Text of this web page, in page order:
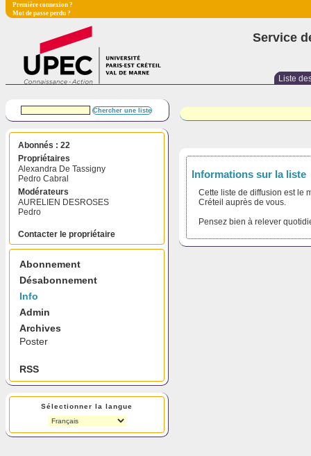
Première connexion ?
Mot de passe perdu ?
Service
Liste
Abonnés : 22
Propriétaires
Alexandra De Tassigny
Pedro Cabral
Modérateurs
AURELIEN DESROSES
Pedro
Contacter le propriétaire
Abonnement
Désabonnement
Info
Admin
Archives
Poster
RSS
Sélectionner la langue
Informations sur la liste
Cette liste de diffusion est le
Créteil auprès de vous.
Pensez bien à relever